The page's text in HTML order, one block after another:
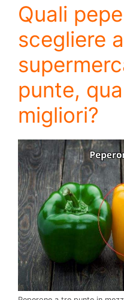
Quali
scegliere
punte,
migliori?